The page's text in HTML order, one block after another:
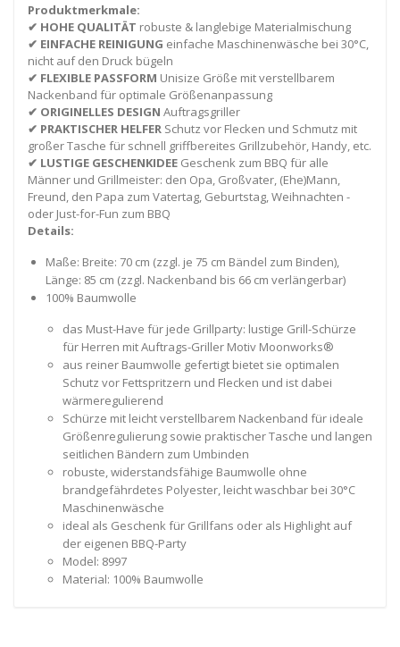
Produktmerkmale:
✔ HOHE QUALITÄT robuste & langlebige Materialmischung
✔ EINFACHE REINIGUNG einfache Maschinenwäsche bei 30°C,
nicht auf den Druck bügeln
✔ FLEXIBLE PASSFORM Unisize Größe mit verstellbarem
Nackenband für optimale Größenanpassung
✔ ORIGINELLES DESIGN Auftragsgriller
✔ PRAKTISCHER HELFER Schutz vor Flecken und Schmutz mit
großer Tasche für schnell griffbereites Grillzubehör, Handy, etc.
✔ LUSTIGE GESCHENKIDEE Geschenk zum BBQ für alle
Männer und Grillmeister: den Opa, Großvater, (Ehe)Mann,
Freund, den Papa zum Vatertag, Geburtstag, Weihnachten -
oder Just-for-Fun zum BBQ
Details:
Maße: Breite: 70 cm (zzgl. je 75 cm Bändel zum Binden),
Länge: 85 cm (zzgl. Nackenband bis 66 cm verlängerbar)
100% Baumwolle
das Must-Have für jede Grillparty: lustige Grill-Schürze
für Herren mit Auftrags-Griller Motiv Moonworks®
aus reiner Baumwolle gefertigt bietet sie optimalen
Schutz vor Fettspritzern und Flecken und ist dabei
wärmeregulierend
Schürze mit leicht verstellbarem Nackenband für ideale
Größenregulierung sowie praktischer Tasche und langen
seitlichen Bändern zum Umbinden
robuste, widerstandsfähige Baumwolle ohne
brandgefährdetes Polyester, leicht waschbar bei 30°C
Maschinenwäsche
ideal als Geschenk für Grillfans oder als Highlight auf
der eigenen BBQ-Party
Model: 8997
Material: 100% Baumwolle